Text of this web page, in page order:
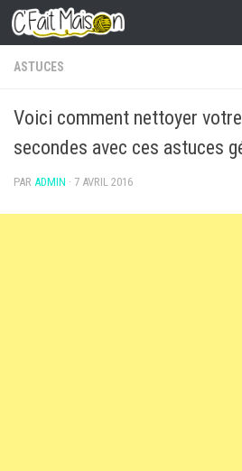
Skip to content
ASTUCES
Voici comment nettoyer
secondes avec ces astuces
PAR ADMIN · 7 AVRIL 2016